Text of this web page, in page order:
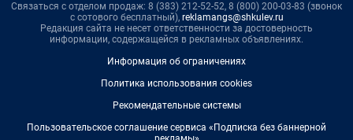
Связаться с отделом продаж: 8 (383) 212-52-52, 8 (800) 200-03-83 (звонок
с сотового бесплатный), reklamangs@shkulev.ru
Редакция сайта не несет ответственности за достоверность
информации, содержащейся в рекламных объявлениях.
Информация об ограничениях
Политика использования cookies
Рекомендательные системы
Пользовательское соглашение сервиса «Подписка без баннерной